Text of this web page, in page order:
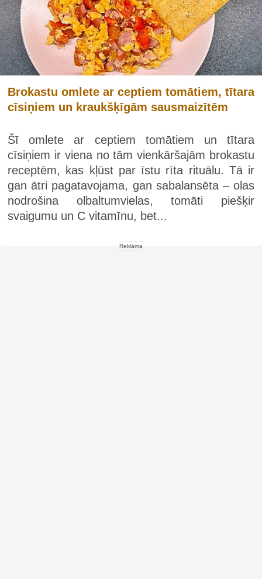
Brokastu omlete ar ceptiem tomātiem, tītara
cīsiņiem un kraukšķīgām sausmaizītēm
Šī omlete ar ceptiem tomātiem un tītara
cīsiņiem ir viena no tām vienkāršajām brokastu
receptēm, kas kļūst par īstu rīta rituālu. Tā ir
gan ātri pagatavojama, gan sabalansēta – olas
nodrošina olbaltumvielas, tomāti piešķir
svaigumu un C vitamīnu, bet...
Reklāma